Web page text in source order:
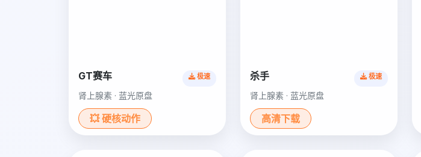
GT赛车 极速
肾上腺素 · 蓝光原盘
💥 硬核动作
杀手 极速
肾上腺素 · 蓝光原盘
高清下载